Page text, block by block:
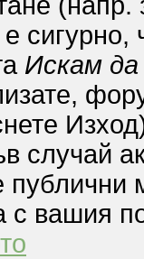
Искам
случай
публични
с вашия